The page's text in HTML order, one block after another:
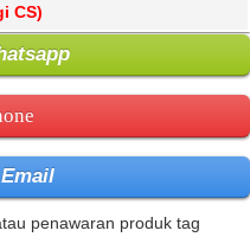
CS)
penawaran produk tag